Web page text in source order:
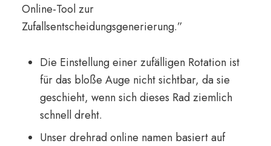
Online-Tool zur
Zufallsentscheidungsgenerierung.”
Die Einstellung einer zufälligen Rotation ist
für das bloße Auge nicht sichtbar, da sie
geschieht, wenn sich dieses Rad ziemlich
schnell dreht.
Unser drehrad online namen basiert auf